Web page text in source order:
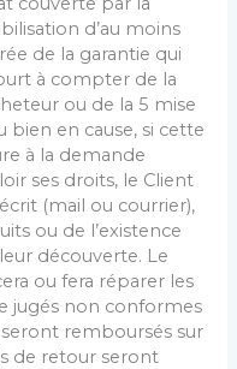
d’au moins
de la garantie qui
à compter de la
ou de la 5 mise
en cause, si cette
à la demande
ses droits, le Client
(mail ou courrier),
ou de l’existence
découverte. Le
ou fera réparer les
jugés non conformes
seront remboursés sur
de retour seront